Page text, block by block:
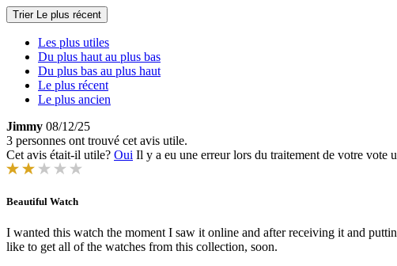
Trier Le plus récent
Les plus utiles
Du plus haut au plus bas
Du plus bas au plus haut
Le plus récent
Le plus ancien
Jimmy 08/12/25
3 personnes ont trouvé cet avis utile.
Cet avis était-il utile? Oui Il y a eu une erreur lors du traitement de votre vote
Beautiful Watch
I wanted this watch the moment I saw it online and after receiving it and
like to get all of the watches from this collection, soon.